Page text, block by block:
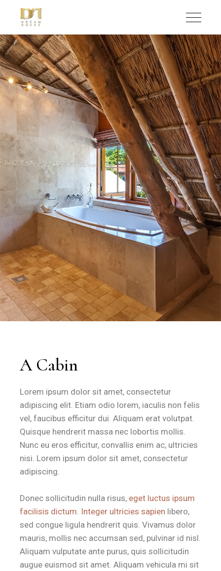
A Cabin
Lorem ipsum dolor sit amet, consectetur
adipiscing elit. Etiam odio lorem, iaculis non felis
vel, faucibus efficitur dui. Aliquam erat volutpat.
Quisque hendrerit massa nec lobortis mollis.
Nunc eu eros efficitur, convallis enim ac, ultricies
nisi. Lorem ipsum dolor sit amet, consectetur
adipiscing.
Donec sollicitudin nulla risus, eget luctus ipsum
facilisis dictum. Integer ultricies sapien libero,
sed congue ligula hendrerit quis. Vivamus dolor
mauris, mollis nec accumsan sed, pulvinar id nisl.
Aliquam vulputate ante purus, quis sollicitudin
augue euismod sit amet. Aliquam vehicula mi sit